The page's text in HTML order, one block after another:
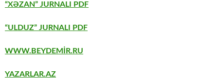
“XƏZAN” JURNALI PDF
“ULDUZ” JURNALI PDF
WWW.BEYDEMİR.RU
YAZARLAR.AZ